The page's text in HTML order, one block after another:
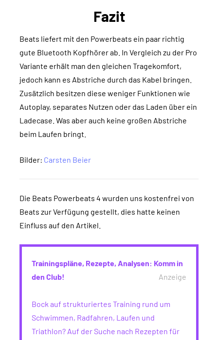
Fazit
Beats liefert mit den Powerbeats ein paar richtig
gute Bluetooth Kopfhörer ab. In Vergleich zu der Pro
Variante erhält man den gleichen Tragekomfort,
jedoch kann es Abstriche durch das Kabel bringen.
Zusätzlich besitzen diese weniger Funktionen wie
Autoplay, separates Nutzen oder das Laden über ein
Ladecase. Was aber auch keine großen Abstriche
beim Laufen bringt.
Bilder: Carsten Beier
Die Beats Powerbeats 4 wurden uns kostenfrei von
Beats zur Verfügung gestellt, dies hatte keinen
Einfluss auf den Artikel.
Trainingspläne, Rezepte, Analysen: Komm in
den Club!
Anzeige
Bock auf strukturiertes Training rund um
Schwimmen, Radfahren, Laufen und
Triathlon? Auf der Suche nach Rezepten für